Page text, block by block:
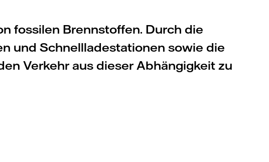
fossilen Brennstoffen. Durch die
und Schnellladestationen sowie die
Verkehr aus dieser Abhängigkeit zu